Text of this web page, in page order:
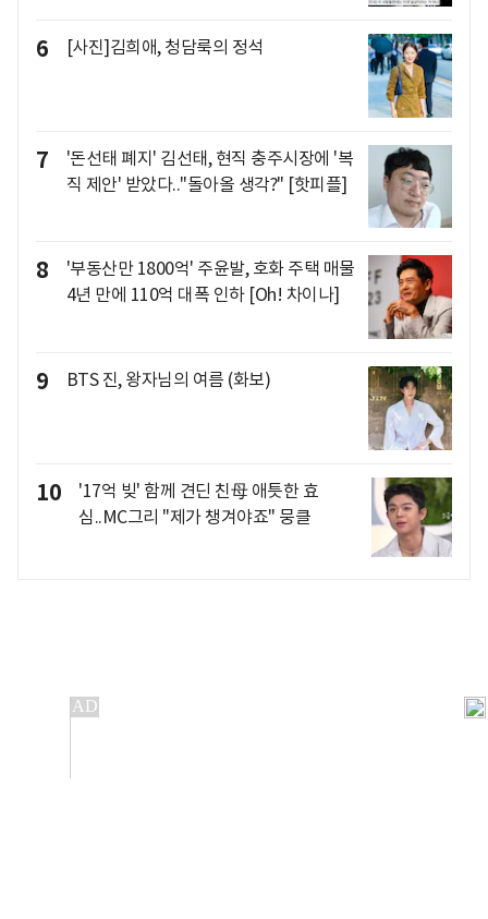
6 [사진]김희애, 청담룩의 정석
7
'돈선태 폐지' 김선태, 현직 충주시장에 '복
직 제안' 받았다.."돌아올 생각?" [핫피플]
8
'부동산만 1800억' 주윤발, 호화 주택 매물
4년 만에 110억 대폭 인하 [Oh! 차이나]
9 BTS 진, 왕자님의 여름 (화보)
10
'17억 빚' 함께 견딘 친母 애틋한 효
심..MC그리 "제가 챙겨야죠" 뭉클